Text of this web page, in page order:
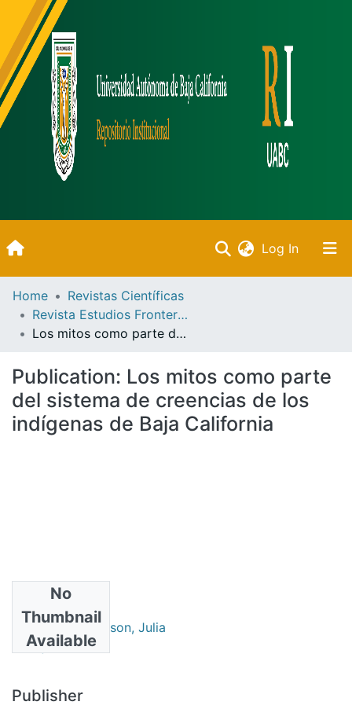
Log In(current)
Inicio
Communities & Collections
Statistics
Bibliotecas
Home
Revistas Científicas
Revista Estudios Fronterizos
Los mitos como parte del sistema de creencias de los indígenas de Baja California
Publication: Los mitos como parte
del sistema de creencias de los
indígenas de Baja California
No
Thumbnail
Available
Authors
Bendímez Patterson, Julia
Navejas, Raúl
Publisher